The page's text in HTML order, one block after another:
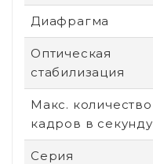
Диафрагма
Оптическая
стабилизация
Макс. количество
кадров в секунду
Серия